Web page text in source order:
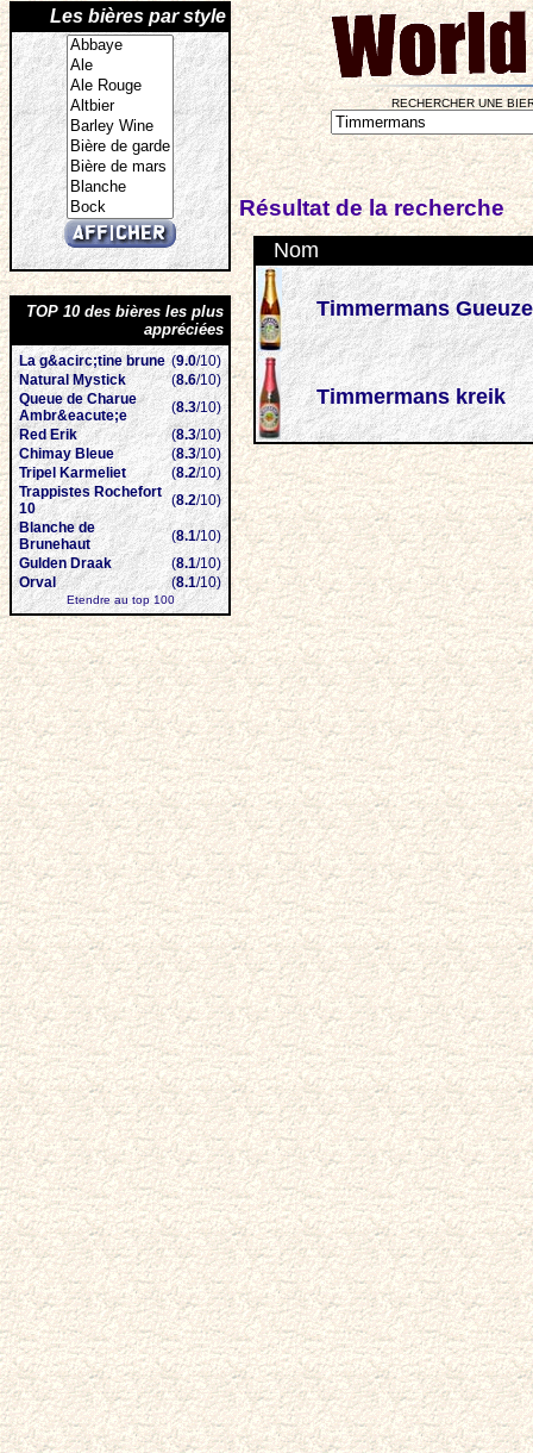
Les bières par style
TOP 10 des bières les plus
appréciées
La g&acirc;tine brune (9.0/10)
Natural Mystick
(8.6/10)
Queue de Charue
Ambr&eacute;e
(8.3/10)
Red Erik
(8.3/10)
Chimay Bleue
(8.3/10)
Tripel Karmeliet
(8.2/10)
Trappistes Rochefort
10
(8.2/10)
Blanche de
Brunehaut
(8.1/10)
Gulden Draak
(8.1/10)
Orval
(8.1/10)
Etendre au top 100
RECHERCHER UNE
Résultat de la recherche
Nom
Timmermans Gueuze
Timmermans kreik